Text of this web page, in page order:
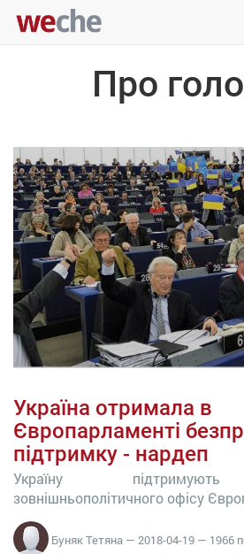
Про
Україна отримала в
Європарламенті
підтримку - нардеп
Україну підтримують
зовнішньополітичного офісу
Буняк Тетяна — 2018-04-19 — 1966